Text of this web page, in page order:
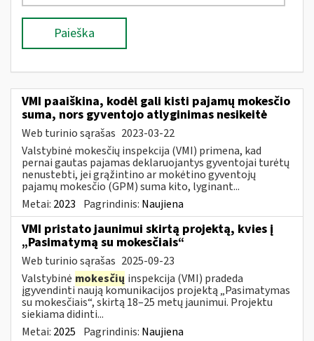
Paieška
VMI paaiškina, kodėl gali kisti pajamų mokesčio
suma, nors gyventojo atlyginimas nesikeitė
Web turinio sąrašas 2023-03-22
Valstybinė mokesčių inspekcija (VMI) primena, kad
pernai gautas pajamas deklaruojantys gyventojai turėtų
nenustebti, jei grąžintino ar mokėtino gyventojų
pajamų mokesčio (GPM) suma kito, lyginant...
Metai: 2023 Pagrindinis: Naujiena
VMI pristato jaunimui skirtą projektą, kvies į
„Pasimatymą su mokesčiais“
Web turinio sąrašas 2025-09-23
Valstybinė mokesčių inspekcija (VMI) pradeda
įgyvendinti naują komunikacijos projektą „Pasimatymas
su mokesčiais“, skirtą 18–25 metų jaunimui. Projektu
siekiama didinti...
Metai: 2025 Pagrindinis: Naujiena